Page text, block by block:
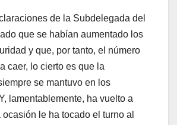
de la Subdelegada del
que se habían aumentado los
y que, por tanto, el número
caer, lo cierto es que la
se mantuvo en los
lamentablemente, ha vuelto a
le ha tocado el turno al